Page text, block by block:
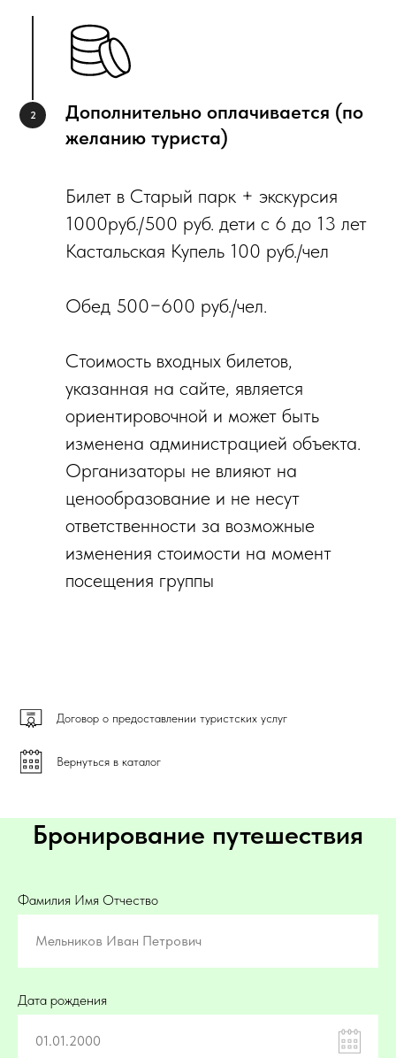
Дополнительно оплачивается (по
желанию туриста)
Билет в Старый парк + экскурсия
1000руб./500 руб. дети с 6 до 13 лет
Кастальская Купель 100 руб./чел
Обед 500−600 руб./чел.
Стоимость входных билетов,
указанная на сайте, является
ориентировочной и может быть
изменена администрацией объекта.
Организаторы не влияют на
ценообразование и не несут
ответственности за возможные
изменения стоимости на момент
посещения группы
Договор о предоставлении туристских услуг
Вернуться в каталог
Бронирование путешествия
Фамилия Имя Отчество
Мельников Иван Петрович
Дата рождения
01.01.2000